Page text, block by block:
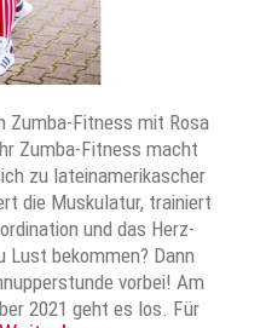
Zumba-Fitness mit Rosa
Zumba-Fitness macht
zu lateinamerikascher
die Muskulatur, trainiert
und das Herz-
bekommen? Dann
vorbei! Am
2021 geht es los. Für